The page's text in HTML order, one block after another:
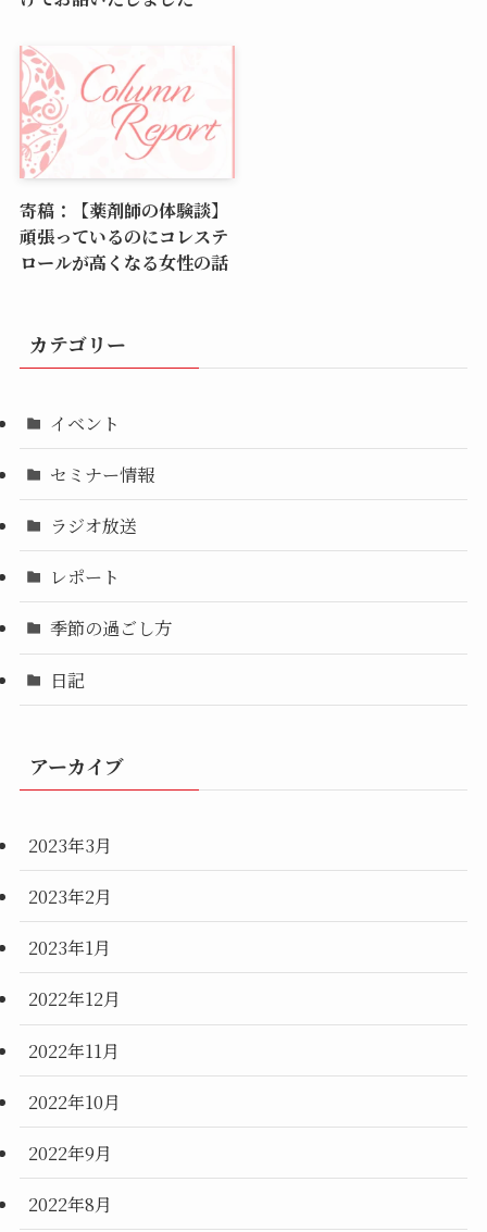
寄稿：【薬剤師の体験談】
頑張っているのにコレステ
ロールが高くなる女性の話
カテゴリー
イベント
セミナー情報
ラジオ放送
レポート
季節の過ごし方
日記
アーカイブ
2023年3月
2023年2月
2023年1月
2022年12月
2022年11月
2022年10月
2022年9月
2022年8月